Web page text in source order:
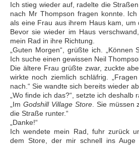
Ich stieg wieder auf, radelte die
nach Mr Thompson fragen konnte. Ich
als eine Frau aus ihrem Haus kam, um
Bevor sie wieder im Haus
mein Rad in ihre Richtung.
„Guten Morgen“, grüßte ich. „Können
Ich suche einen gewissen Neil
Die ältere Frau grüßte zwar, zuckte
wirkte noch ziemlich schläfrig.
nach.“ Sie wandte sich bereits wieder ab.
„Wo finde ich das?“, setzte ich deshalb
„Im Godshill Village Store. Sie müssen
die Straße runter.“
„Danke!“
Ich wendete mein Rad, fuhr zurück
dem Store, der mir schnell ins